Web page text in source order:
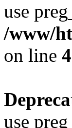
use
/www/
on line
use